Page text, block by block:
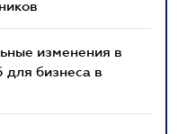
изменения в
для бизнеса в